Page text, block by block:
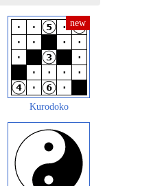
Kurodoko